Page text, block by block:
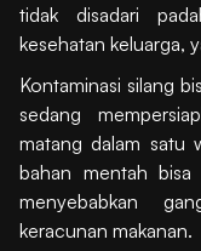
tidak disadari
kesehatan keluarga,
Kontaminasi silang
sedang
matang dalam satu
bahan mentah
menyebabkan
keracunan makanan.